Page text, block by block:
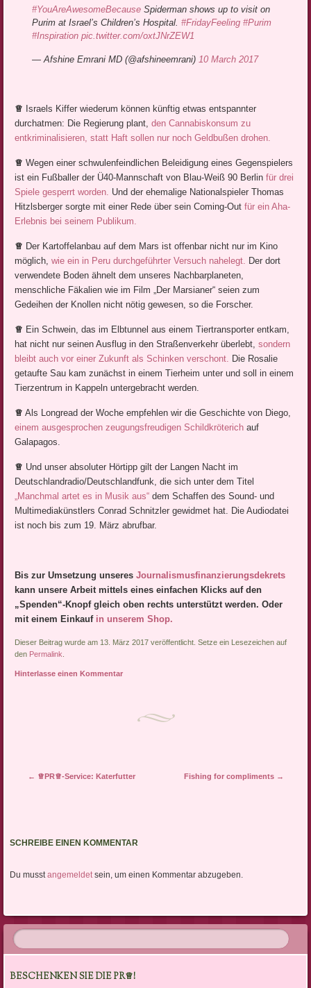
#YouAreAwesomeBecause Spiderman shows up to visit on
Purim at Israel’s Children’s Hospital.#FridayFeeling #Purim
#Inspiration pic.twitter.com/oxtJNrZEW1
— Afshine Emrani MD (@afshineemrani)10 March 2017
♕ Israels Kiffer wiederum können künftig etwas entspannter
durchatmen: Die Regierung plant,den Cannabiskonsum zu
entkriminalisieren, statt Haft sollen nur noch Geldbußen drohen.
♕ Wegen einer schwulenfeindlichen Beleidigung eines Gegenspielers
ist ein Fußballer der Ü40-Mannschaft von Blau-Weiß 90 Berlinfür drei
Spiele gesperrt worden. Und der ehemalige Nationalspieler Thomas
Hitzlsberger sorgte mit einer Rede über sein Coming-Outfür ein Aha-
Erlebnis bei seinem Publikum.
♕ Der Kartoffelanbau auf dem Mars ist offenbar nicht nur im Kino
möglich,wie ein in Peru durchgeführter Versuch nahelegt. Der dort
verwendete Boden ähnelt dem unseres Nachbarplaneten,
menschliche Fäkalien wie im Film „Der Marsianer“ seien zum
Gedeihen der Knollen nicht nötig gewesen, so die Forscher.
♕ Ein Schwein, das im Elbtunnel aus einem Tiertransporter entkam,
hat nicht nur seinen Ausflug in den Straßenverkehr überlebt,sondern
bleibt auch vor einer Zukunft als Schinken verschont. Die Rosalie
getaufte Sau kam zunächst in einem Tierheim unter und soll in einem
Tierzentrum in Kappeln untergebracht werden.
♕ Als Longread der Woche empfehlen wir die Geschichte von Diego,
einem ausgesprochen zeugungsfreudigen Schildkröterich auf
Galapagos.
♕ Und unser absoluter Hörtipp gilt der Langen Nacht im
Deutschlandradio/Deutschlandfunk, die sich unter dem Titel
„Manchmal artet es in Musik aus“ dem Schaffen des Sound- und
Multimediakünstlers Conrad Schnitzler gewidmet hat. Die Audiodatei
ist noch bis zum 19. März abrufbar.
Bis zur Umsetzung unseresJournalismusfinanzierungsdekrets
kann unsere Arbeit mittels eines einfachen Klicks auf den
„Spenden“-Knopf gleich oben rechts unterstützt werden. Oder
mit einem Einkauf in unserem Shop.
Dieser Beitrag wurde am 13. März 2017 veröffentlicht. Setze ein Lesezeichen auf
den Permalink
Hinterlasse einen Kommentar
Artikel-Navigation
← ♕PR♕-Service: Katerfutter Fishing for compliments →
SCHREIBE EINEN KOMMENTAR
Du musstangemeldetsein, um einen Kommentar abzugeben.
BESCHENKEN SIE DIE PR♕!